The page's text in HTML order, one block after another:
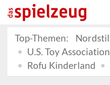
Top-Themen:
Nordstil
U.S. Toy Association
Rofu Kinderland